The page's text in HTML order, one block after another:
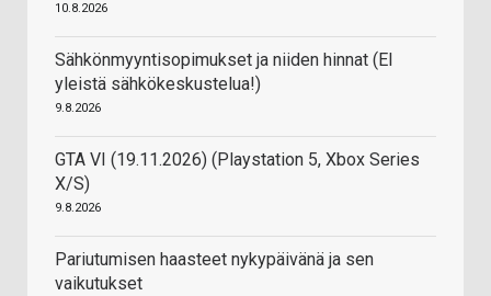
10.8.2026
Sähkönmyyntisopimukset ja niiden hinnat (EI
yleistä sähkökeskustelua!)
9.8.2026
GTA VI (19.11.2026) (Playstation 5, Xbox Series
X/S)
9.8.2026
Pariutumisen haasteet nykypäivänä ja sen
vaikutukset